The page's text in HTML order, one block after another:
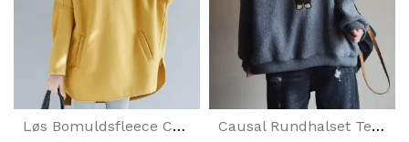
Løs Bomuldsfleece Casual Hættetrøje Sweatshirt
Causal Rundhalset Tegneserie Lammeuldstrøje